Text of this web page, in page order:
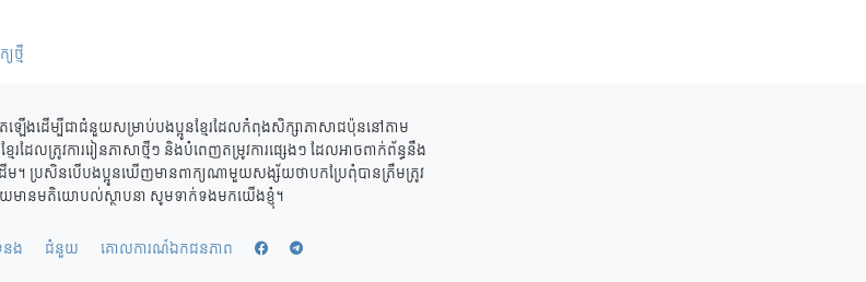
ថ្មី
ើតឡើងដើម្បីជាជំនួយសម្រាប់បងប្អូនខ្មែរដែលកំពុងសិក្សាភាសាជប៉ុននៅតាម
មែរដែលត្រូវការរៀនភាសាថ្មីៗ និងបំពេញតម្រូវការផ្សេងៗ ដែលអាចពាក់ព័ន្ធនឹង
ម។ ប្រសិនបើបងប្អូនឃើញមានពាក្យណាមួយសង្ស័យថាបកប្រែពុំបានត្រឹមត្រូវ
មានមតិយោបល់ស្ថាបនា សូមទាក់ទងមកយើងខ្ញុំ។
នង ជំនួយ គោលការណ៍ឯកជនភាព